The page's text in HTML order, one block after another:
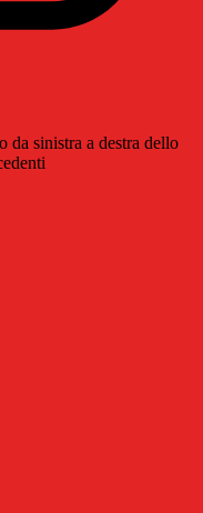
sinistra a destra dello